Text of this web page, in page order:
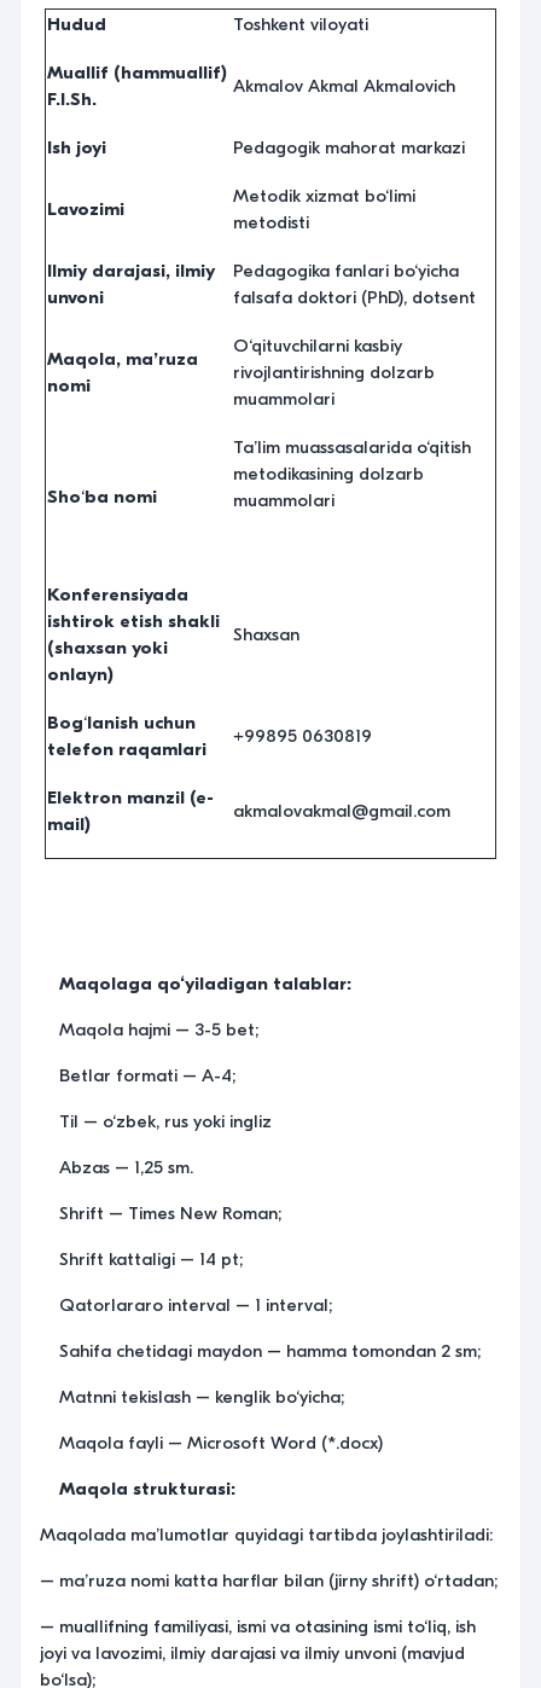
Hudud Toshkent viloyati
Muallif (hammuallif)
F.I.Sh.
Akmalov Akmal Akmalovich
Ish joyi Pedagogik mahorat markazi
Lavozimi
Metodik xizmat bo‘limi
metodisti
Ilmiy darajasi, ilmiy
unvoni
Pedagogika fanlari bo‘yicha
falsafa doktori (PhD), dotsent
Maqola, ma’ruza
nomi
O‘qituvchilarni kasbiy
rivojlantirishning dolzarb
muammolari
Sho‘ba nomi
Ta’lim muassasalarida o‘qitish
metodikasining dolzarb
muammolari
Konferensiyada
ishtirok etish shakli
(shaxsan yoki
onlayn)
Shaxsan
Bog‘lanish uchun
telefon raqamlari
+99895 0630819
Elektron manzil (e-
mail)
akmalovakmal@gmail.com
Maqolaga qo‘yiladigan talablar:
Maqola hajmi – 3-5 bet;
Betlar formati – A-4;
Til – o‘zbek, rus yoki ingliz
Abzas – 1,25 sm.
Shrift – Times New Roman;
Shrift kattaligi – 14 pt;
Qatorlararo interval – 1 interval;
Sahifa chetidagi maydon – hamma tomondan 2 sm;
Matnni tekislash – kenglik bo‘yicha;
Maqola fayli – Microsoft Word (*.docx)
Maqola strukturasi:
Maqolada maʼlumotlar quyidagi tartibda joylashtiriladi:
– maʼruza nomi katta harflar bilan (jirny shrift) o‘rtadan;
– muallifning familiyasi, ismi va otasining ismi to‘liq, ish
joyi va lavozimi, ilmiy darajasi va ilmiy unvoni (mavjud
bo‘lsa);